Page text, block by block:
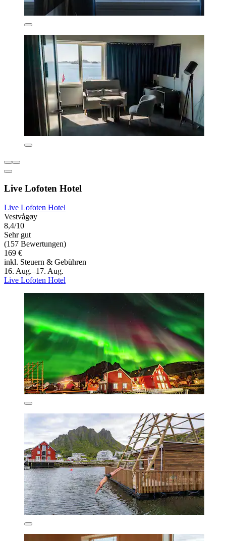
Live Lofoten Hotel
Live Lofoten Hotel
Vestvågøy
8,4/10
Sehr gut
(157 Bewertungen)
169 €
inkl. Steuern & Gebühren
16. Aug.–17. Aug.
Live Lofoten Hotel